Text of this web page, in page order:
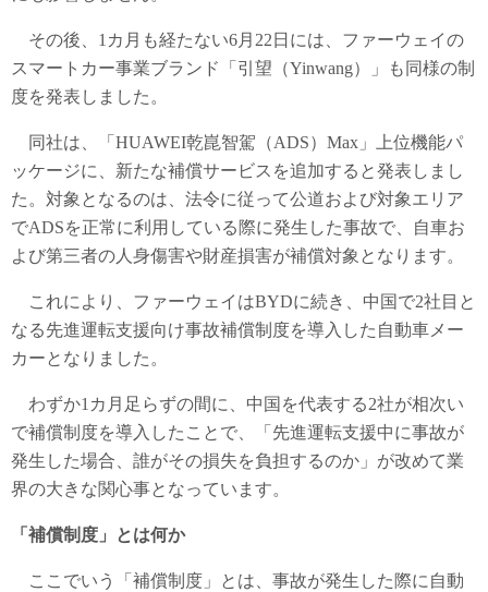
その後、1カ月も経たない6月22日には、ファーウェイの
スマートカー事業ブランド「引望（Yinwang）」も同様の制
度を発表しました。
同社は、「HUAWEI乾崑智駕（ADS）Max」上位機能パ
ッケージに、新たな補償サービスを追加すると発表しまし
た。対象となるのは、法令に従って公道および対象エリア
でADSを正常に利用している際に発生した事故で、自車お
よび第三者の人身傷害や財産損害が補償対象となります。
これにより、ファーウェイはBYDに続き、中国で2社目と
なる先進運転支援向け事故補償制度を導入した自動車メー
カーとなりました。
わずか1カ月足らずの間に、中国を代表する2社が相次い
で補償制度を導入したことで、「先進運転支援中に事故が
発生した場合、誰がその損失を負担するのか」が改めて業
界の大きな関心事となっています。
「補償制度」とは何か
ここでいう「補償制度」とは、事故が発生した際に自動